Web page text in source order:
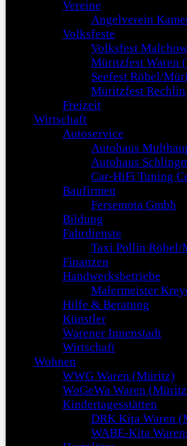
Vereine
Angelverein
Volksfeste
Volksfest Malchow
Müritzfest Waren
Seefest Röbel/
Müritzfest Rechlin
Freizeit
Wirtschaft
Autoservice
Autohaus
Autohaus
Car-HiFi Tuning
Baufirmen
Fersemota Gmbh
Bildung
Fahrdienste
Taxi Pollin Röbel/
Finanzen
Handwerksbetriebe
Malermeister
Hilfe & Beratung
Künstler
Warener Innenstadt
Wirtschaft
Wohnen
WWG Waren (Müritz)
WoGeWa Waren
Kindertagesstätten
DRK Kita Waren
WABE-Kita